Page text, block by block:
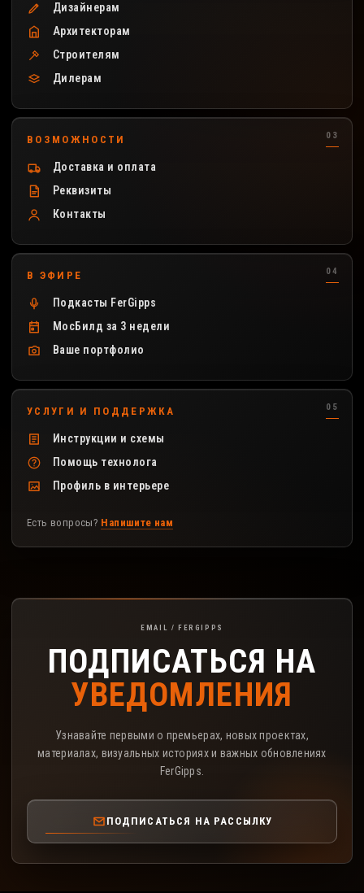
Дизайнерам
Архитекторам
Строителям
Дилерам
ВОЗМОЖНОСТИ
Доставка и оплата
Реквизиты
Контакты
В ЭФИРЕ
Подкасты FerGipps
МосБилд за 3 недели
Ваше портфолио
УСЛУГИ И ПОДДЕРЖКА
Инструкции и схемы
Помощь технолога
Профиль в интерьере
Есть вопросы? Напишите нам
Подписка на рассылку FerGipps
EMAIL / FERGIPPS
ПОДПИСАТЬСЯ НА
УВЕДОМЛЕНИЯ
Узнавайте первыми о премьерах, новых проектах,
материалах, визуальных историях и важных обновлениях
FerGipps.
ПОДПИСАТЬСЯ НА РАССЫЛКУ